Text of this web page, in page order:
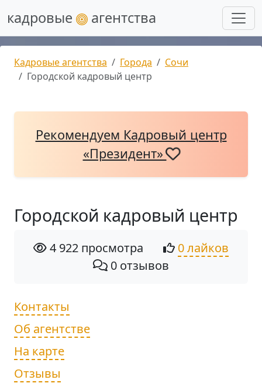
кадровые агентства
Кадровые агентства Города
Сочи
Городской кадровый центр
Рекомендуем Кадровый центр
«Президент»
Городской кадровый центр
4 922 просмотра
0 лайков
0 отзывов
Контакты
Об агентстве
На карте
Отзывы